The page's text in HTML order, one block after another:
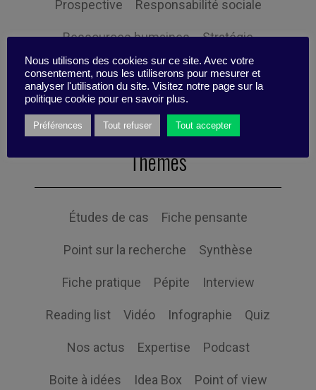
Prospective Responsabilité sociale
Ressources humaines Stratégie
Expertise
Themes
Études de cas Fiche pensante
Point sur la recherche Synthèse
Fiche pratique Pépite Interview
Reading list Vidéo Infographie Quiz
Nos actus Expertise Podcast
Boite à idées Idea Box Point of view
Nous utilisons des cookies sur ce site. Avec votre
consentement, nous les utiliserons pour mesurer et
analyser l'utilisation du site. Visitez notre page sur la
politique cookie pour en savoir plus.
Préférences Tout refuser Tout accepter